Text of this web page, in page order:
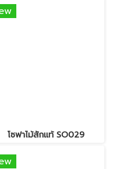
โซฟาไม้สักแท้ SO029